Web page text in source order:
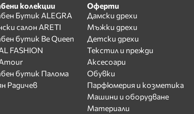
колекции
Бутик ALEGRA
салон ARETI
бутик Be Queen
FASHION
бутик Палома
Радичев
Оферти
Дамски дрехи
Мъжки дрехи
Детски дрехи
Текстил и прежди
Аксесоари
Обувки
Парфюмерия и козметика
Машини и оборудване
Материали